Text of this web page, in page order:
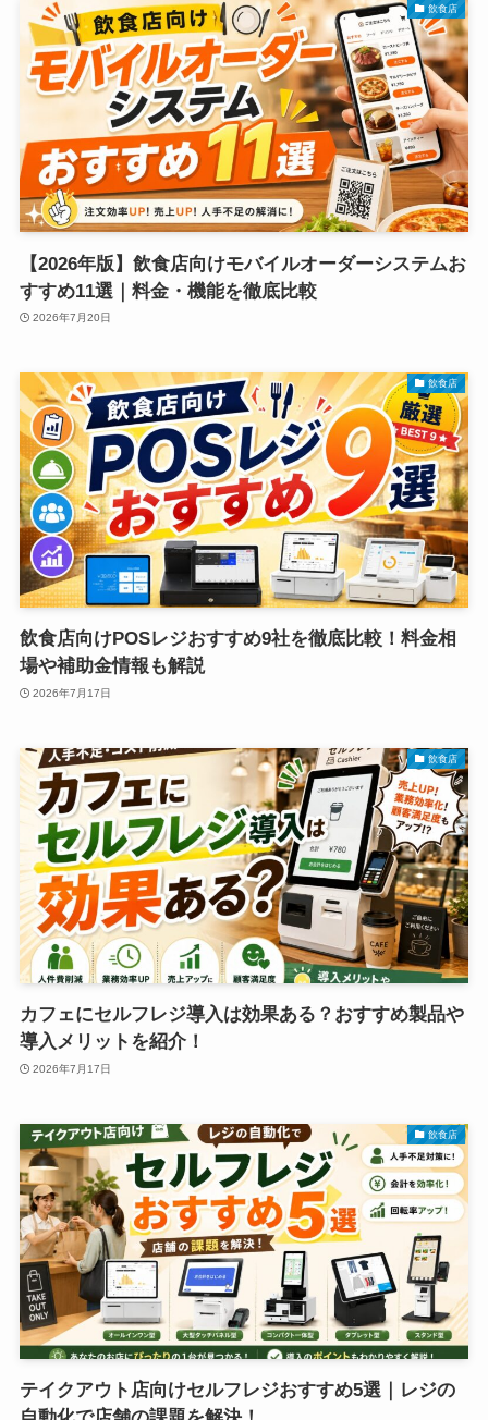
飲食店
【2026年版】飲食店向けモバイルオーダーシステムお
すすめ11選｜料金・機能を徹底比較
2026年7月20日
飲食店
飲食店向けPOSレジおすすめ9社を徹底比較！料金相
場や補助金情報も解説
2026年7月17日
飲食店
カフェにセルフレジ導入は効果ある？おすすめ製品や
導入メリットを紹介！
2026年7月17日
飲食店
テイクアウト店向けセルフレジおすすめ5選｜レジの